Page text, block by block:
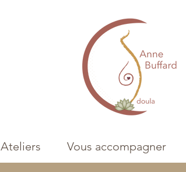
Ateliers Vous accompagner